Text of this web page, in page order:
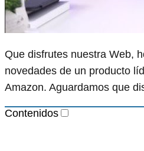
Que disfrutes nuestra Web,
novedades de un producto
Amazon. Aguardamos que
Contenidos